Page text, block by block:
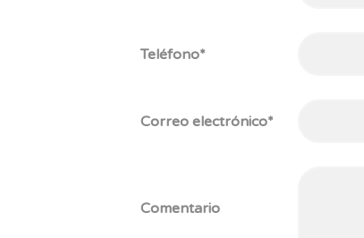
Teléfono*
Correo electrónico*
Comentario